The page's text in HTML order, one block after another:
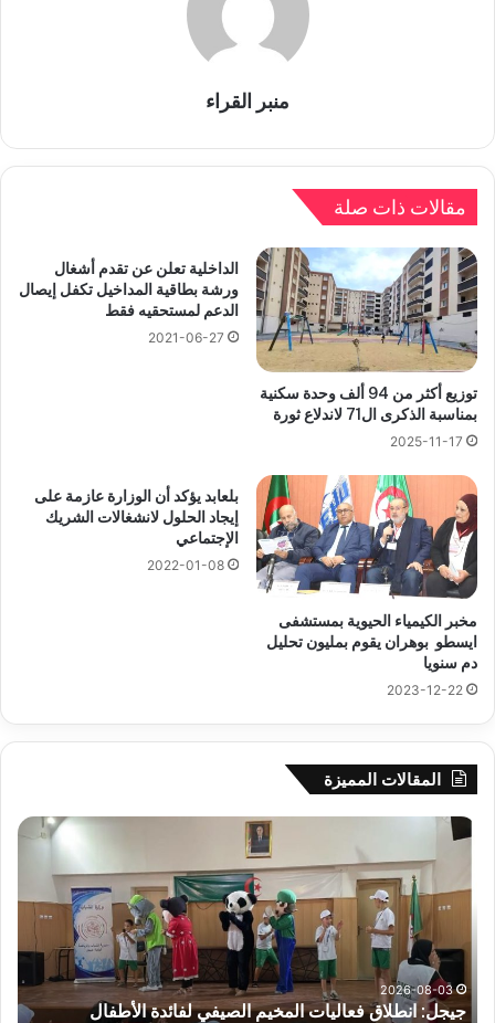
منبر القراء
مقالات ذات صلة
توزيع أكثر من 94 ألف وحدة سكنية
بمناسبة الذكرى ال71 لاندلاع ثورة
2025-11-17
الداخلية تعلن عن تقدم أشغال
ورشة بطاقية المداخيل تكفل إيصال
الدعم لمستحقيه فقط
2021-06-27
مخبر الكيمياء الحيوية بمستشفى
ايسطو بوهران يقوم بمليون تحليل
دم سنويا
2023-12-22
بلعابد يؤكد أن الوزارة عازمة على
إيجاد الحلول لانشغالات الشريك
الإجتماعي
2022-01-08
المقالات المميزة
جيجل:
المخيم
لفائدة
الأطفال
المصابين
بطيف
2026-08-03
جيجل: انطلاق فعاليات المخيم الصيفي لفائدة الأطفال